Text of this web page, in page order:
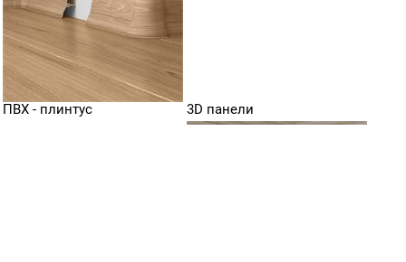
ПВХ - плинтус 3D панели